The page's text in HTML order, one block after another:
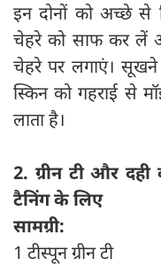
इन दोनों को अच्छे से
चेहरे को साफ कर लें
चेहरे पर लगाएं।
स्किन को गहराई से
लाता है।
2. ग्रीन टी और
टैनिंग के लिए
सामग्री:
1 टीस्पून ग्रीन टी